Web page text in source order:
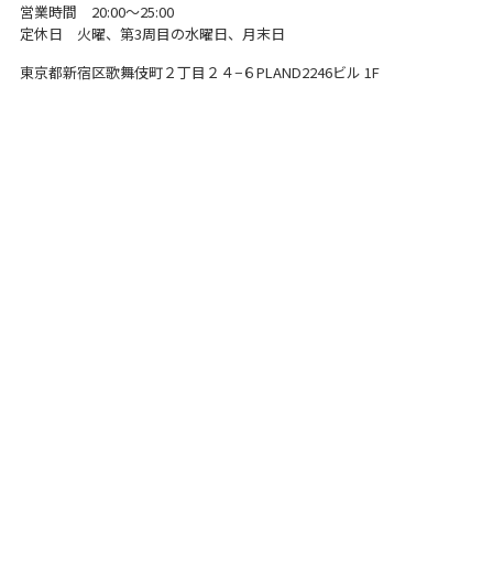
営業時間 20:00～25:00
定休日 火曜、第3周目の水曜日、月末日
東京都新宿区歌舞伎町２丁目２４−６PLAND2246ビル 1F